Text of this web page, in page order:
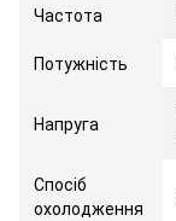
Частота
Потужність
Напруга
Спосіб
охолодження